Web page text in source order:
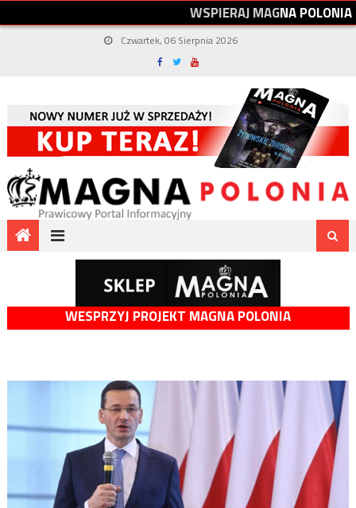
WSPIERAJMAGNAPOLONIA
Czwartek, 06 Sierpnia 2026
WESPRZYJ PROJEKT MAGNA POLONIA